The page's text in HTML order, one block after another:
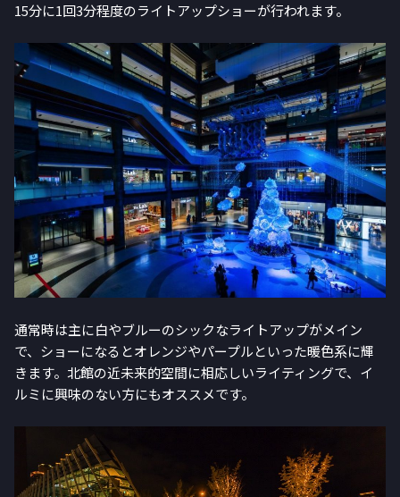
15分に1回3分程度のライトアップショーが行われます。
通常時は主に白やブルーのシックなライトアップがメイン
で、ショーになるとオレンジやパープルといった暖色系に輝
きます。北館の近未来的空間に相応しいライティングで、イ
ルミに興味のない方にもオススメです。